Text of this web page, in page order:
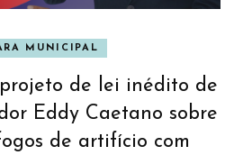
MUNICIPAL
de lei inédito de
Eddy Caetano sobre
de artifício com